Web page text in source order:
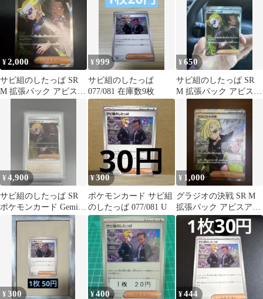
¥2,000
サビ組のしたっぱ SR
M 拡張パック アビスア
¥999
サビ組のしたっぱ
077/081 在庫数9枚
¥650
サビ組のしたっぱ SR
M 拡張パック アビスア
¥4,900
サビ組のしたっぱ SR
ポケモンカード Gemix
9 psa9 相当
¥300
ポケモンカード サビ組
のしたっぱ 077/081 U
¥ 1,000
グラジオの決戦 SR M
拡張パック アビスアイ
キラ 109/081
¥300 ¥400 ¥444